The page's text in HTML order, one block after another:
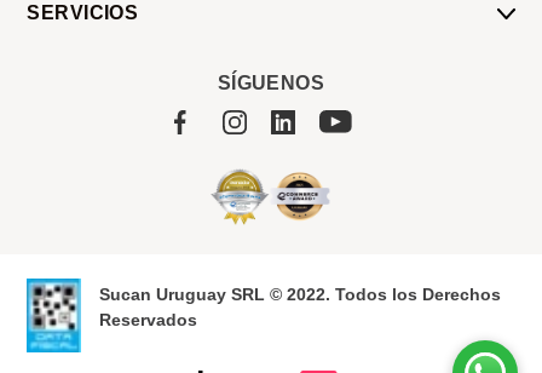
SERVICIOS
SÍGUENOS
Sucan Uruguay SRL © 2022. Todos los Derechos
Reservados